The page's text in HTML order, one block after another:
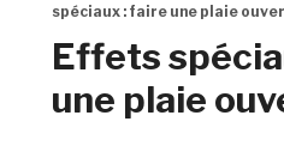
spéciaux : faire une plaie
Effets
une plaie